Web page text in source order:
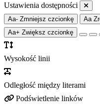
Ustawienia dostępności
Aa- Zmniejsz czcionkę Aa
Aa+ Zwiększ czcionkę
Wysokość linii
Odległość między literami
Podświetlenie linków